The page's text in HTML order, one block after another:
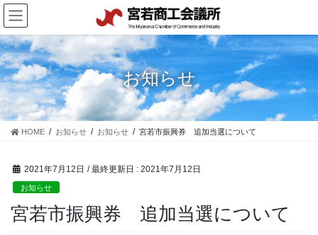
コ
ン
テ
ン
ツ
に
移
動
ナ
ビ
ゲ
ー
シ
ョ
ン
に
お知らせ
HOME お知らせ お知らせ 宮若市振興券 追加当選について
2021年7月12日 / 最終更新日 : 2021年7月12日
お知らせ
宮若市振興券 追加当選について